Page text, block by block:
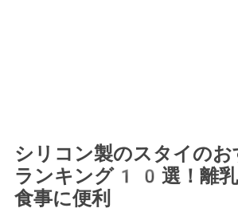
シリコン製のスタイの
ランキング10選！離乳
食事に便利